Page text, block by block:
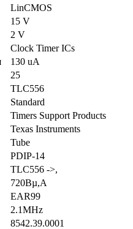
LinCMOS
15 V
2 V
Clock Timer ICs
130 uA
25
TLC556
Standard
Timers Support Products
Texas Instruments
Tube
PDIP-14
TLC556 ->,
720Вµ,A
EAR99
2.1MHz
8542.39.0001